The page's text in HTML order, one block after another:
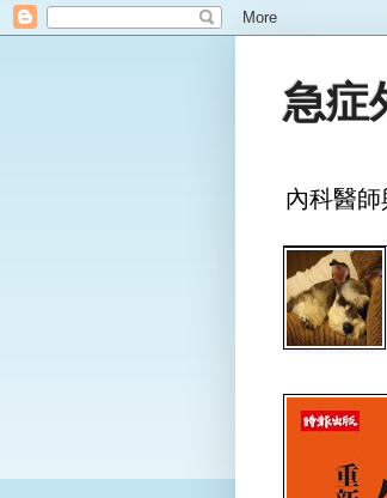
急症
內科醫